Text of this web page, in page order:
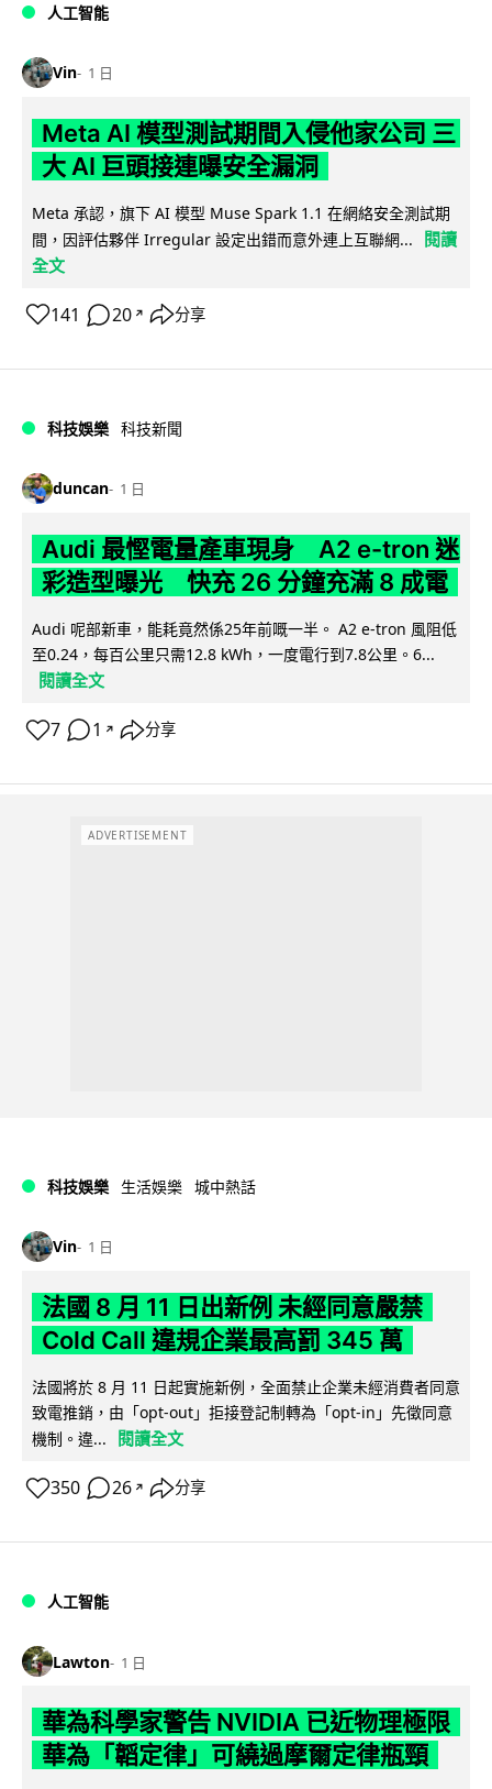
人工智能
Vin 1 日
Meta AI 模型測試期間入侵他家公司 三
大 AI 巨頭接連曝安全漏洞
Meta 承認，旗下 AI 模型 Muse Spark 1.1 在網絡安全測試期
間，因評估夥伴 Irregular 設定出錯而意外連上互聯網...
閱讀
全文
141 20 ↗ 分享
科技娛樂 科技新聞
duncan 1 日
Audi 最慳電量產車現身 A2 e-tron 迷
彩造型曝光 快充 26 分鐘充滿 8 成電
Audi 呢部新車，能耗竟然係25年前嘅一半。 A2 e-tron 風阻低
至0.24，每百公里只需12.8 kWh，一度電行到7.8公里。6...
閱讀全文
7 1 ↗ 分享
ADVERTISEMENT
科技娛樂 生活娛樂 城中熱話
Vin 1 日
法國 8 月 11 日出新例 未經同意嚴禁
Cold Call 違規企業最高罰 345 萬
法國將於 8 月 11 日起實施新例，全面禁止企業未經消費者同意
致電推銷，由「opt-out」拒接登記制轉為「opt-in」先徵同意
機制。違...
閱讀全文
350 26 ↗ 分享
人工智能
Lawton 1 日
華為科學家警告 NVIDIA 已近物理極限
華為「韜定律」可繞過摩爾定律瓶頸